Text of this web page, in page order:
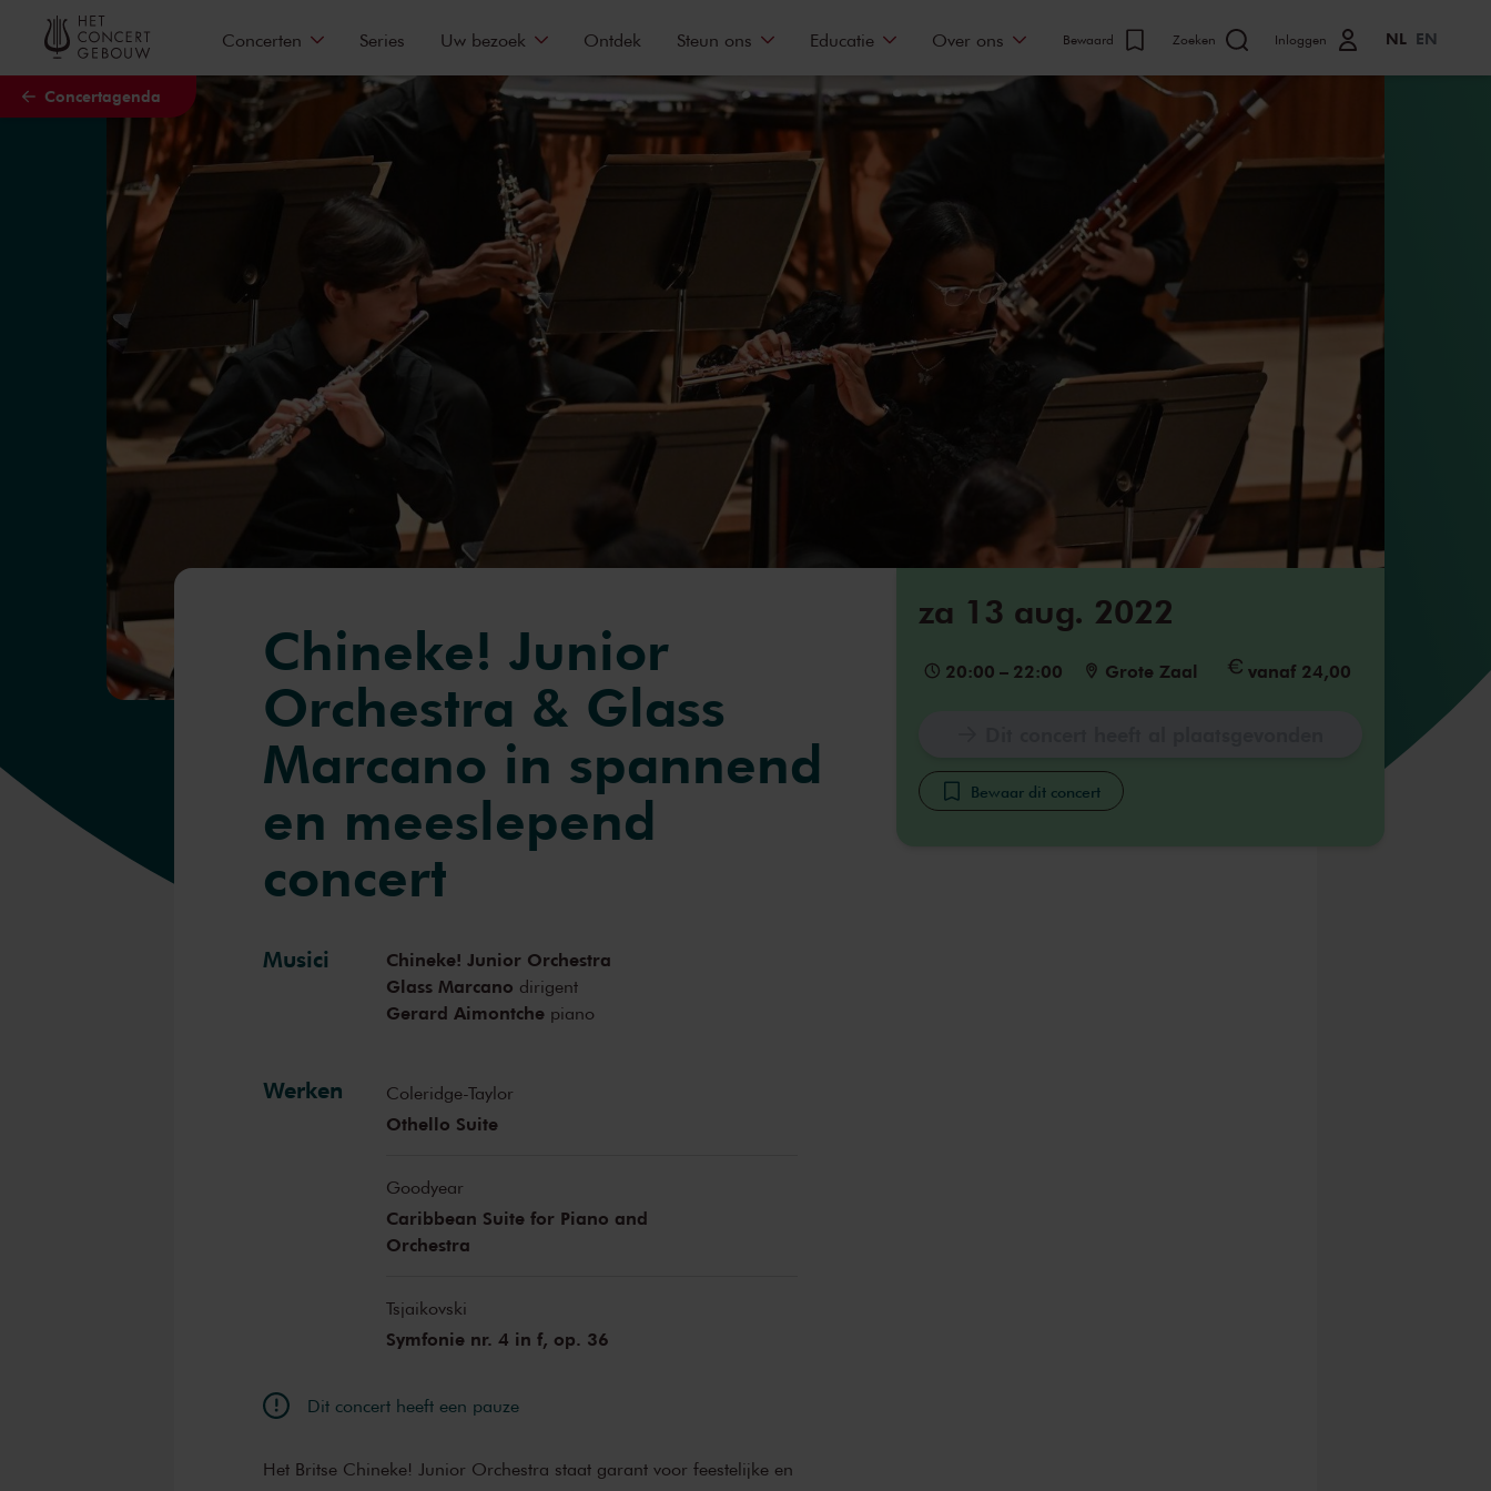
Naar hoofdcontent
Concertagenda
Concerten Series Uw bezoek Ontdek Steun ons Educatie Over ons Bewaard Zoeken Inloggen NL EN
za 13 aug. 2022
20:00 – 22:00 Grote Zaal vanaf 24,00
Bewaar dit concert
Chineke! Junior
Orchestra & Glass
Marcano in spannend
en meeslepend
concert
Musici
Chineke! Junior Orchestra
Glass Marcano dirigent
Gerard Aimontche piano
Werken Coleridge-Taylor
Othello Suite
Goodyear
Caribbean Suite for Piano and
Orchestra
Tsjaikovski
Symfonie nr. 4 in f, op. 36
Dit concert heeft een pauze
Het Britse Chineke! Junior Orchestra staat garant voor feestelijke en